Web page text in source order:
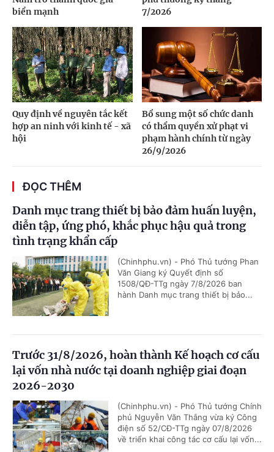
biển mạnh
7/2026
Quy định về nguyên tắc kết
hợp an ninh với kinh tế - xã
hội
Bổ sung một số chức danh
có thẩm quyền xử phạt vi
phạm hành chính từ ngày
26/9/2026
ĐỌC THÊM
Danh mục trang thiết bị bảo đảm huấn luyện,
diễn tập, ứng phó, khắc phục hậu quả trong
tình trạng khẩn cấp
(Chinhphu.vn) - Phó Thủ tướng Phan
Văn Giang ký Quyết định số
1508/QĐ-TTg ngày 7/8/2026 ban
hành Danh mục trang thiết bị bảo...
Trước 31/8/2026, hoàn thành Kế hoạch cơ cấu
lại vốn nhà nước tại doanh nghiệp giai đoạn
2026-2030
(Chinhphu.vn) - Phó Thủ tướng Chính
phủ Nguyễn Văn Thắng vừa ký Công
điện số 52/CĐ-TTg ngày 07/8/2026
về triển khai công tác cơ cấu lại vốn...